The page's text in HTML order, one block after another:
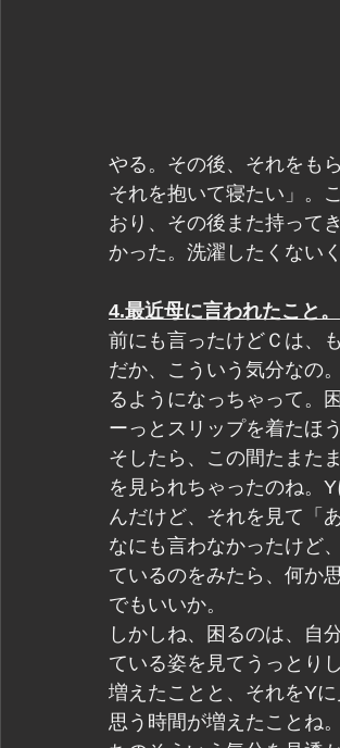
やる。その後、それをも
それを抱いて寝たい」。
おり、その後また持って
かった。洗濯したくない
4.最近母に言われたこと。
前にも言ったけどＣは、
だか、こういう気分なの
るようになっちゃって。
ーっとスリップを着たほ
そしたら、この間たまた
を見られちゃったのね。
んだけど、それを見て「
なにも言わなかったけど
ているのをみたら、何か
でもいいか。
しかしね、困るのは、自
ている姿を見てうっとり
増えたことと、それをY
思う時間が増えたことね